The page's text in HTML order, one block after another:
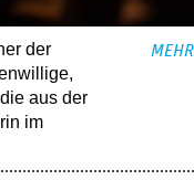
der
aus der
im
MEHR